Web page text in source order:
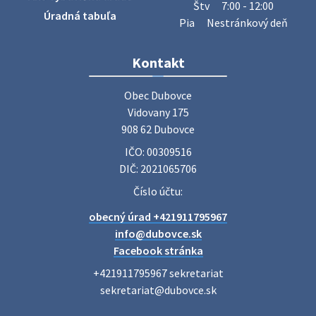
27. júla 2026 06:31
Zájazd do Veľkého Medera
Základná organizácia Únie žien Slovenska Dubovce
srdečne pozýva svoje členky, ich rodinných príslušníkov aj
priateľov na jednodňový zájazd na termálne kúpalisko
Poradne komplexnej pomoci
diskrétne komplexné odborné poradenstvo. Tím
odborníkov Vám pomôžte nájsť riešenie v piatich kľúčových
oblastiach: právo rodina a v…
Úradná tabuľa
Štv
7:00 - 12:00
Pia
Nestránkový deň
Kontakt
Obec Dubovce
Vidovany 175
908 62 Dubovce
IČO: 00309516
DIČ: 2021065706
Číslo účtu:
obecný úrad +421911795967
info@dubovce.sk
Facebook stránka
+421911795967 sekretariat
sekretariat@dubovce.sk